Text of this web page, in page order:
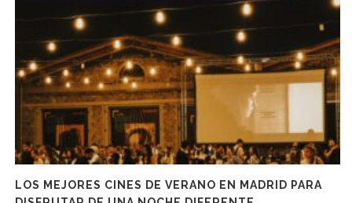
LOS MEJORES CINES DE VERANO EN MADRID PARA